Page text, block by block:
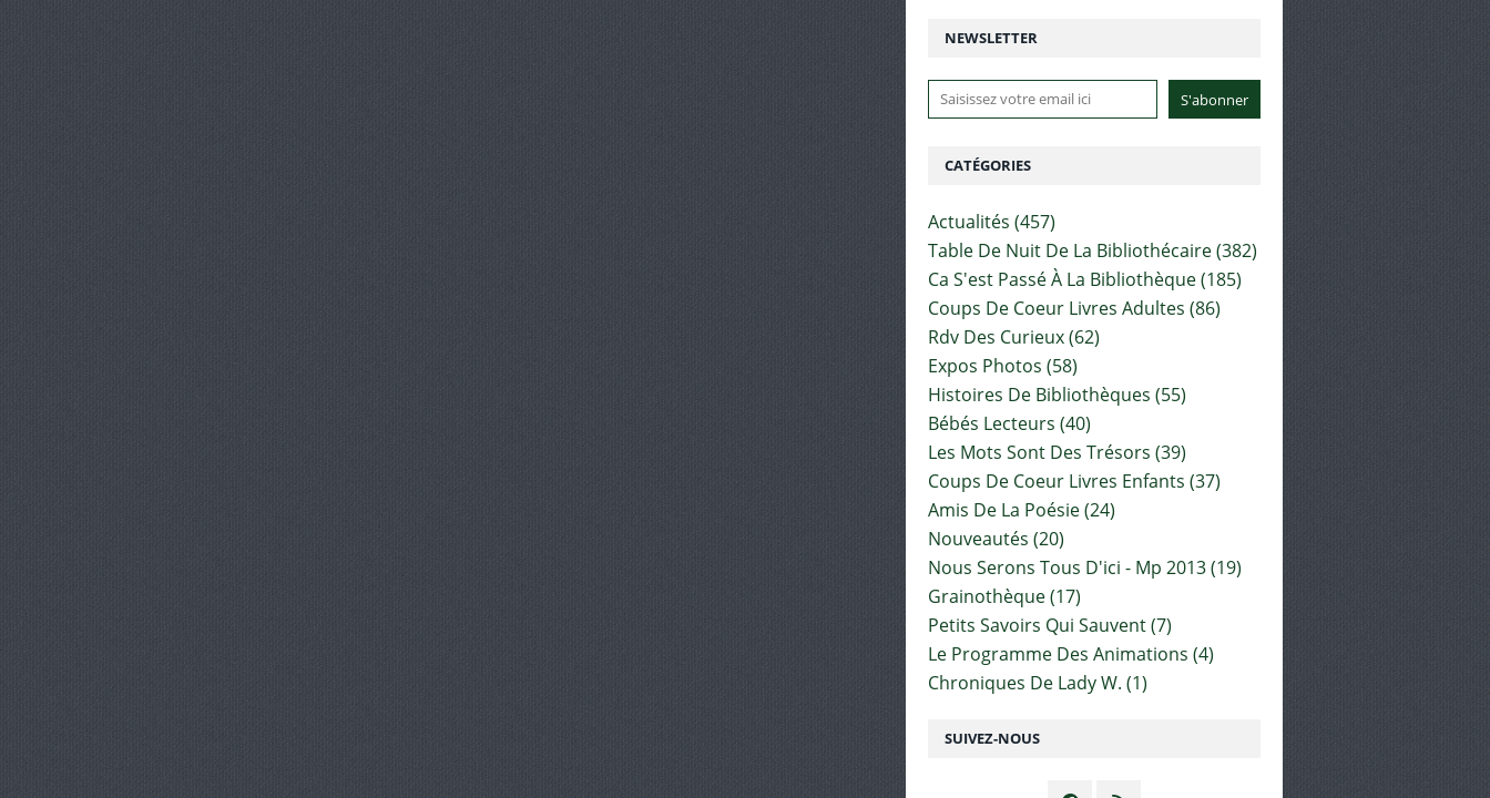
NEWSLETTER
SUIVEZ-NOUS
CATÉGORIES
Actualités (457)
Table De Nuit De La Bibliothécaire(382)
Ca S'est Passé À La Bibliothèque(185)
Coups De Coeur Livres Adultes (86)
Rdv Des Curieux(62)
Expos Photos (58)
Histoires De Bibliothèques (55)
Bébés Lecteurs (40)
Les Mots Sont Des Trésors (39)
Coups De Coeur Livres Enfants (37)
Amis De La Poésie(24)
Nouveautés (20)
Nous Serons Tous D'ici - Mp 2013(19)
Grainothèque(17)
Petits Savoirs Qui Sauvent(7)
Le Programme Des Animations (4)
Chroniques De Lady W. (1)